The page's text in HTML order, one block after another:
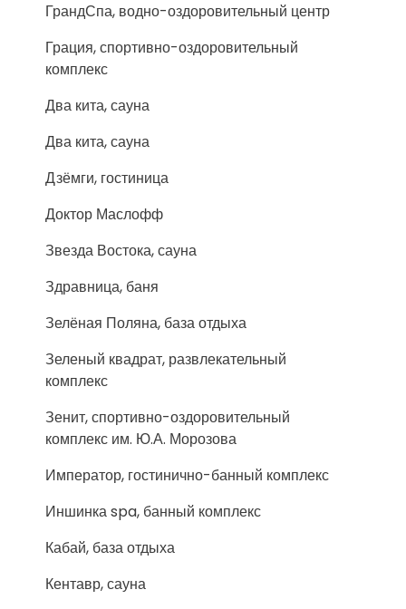
ГрандСпа, водно-оздоровительный центр
Грация, спортивно-оздоровительный
комплекс
Два кита, сауна
Два кита, сауна
Дзёмги, гостиница
Доктор Маслофф
Звезда Востока, сауна
Здравница, баня
Зелёная Поляна, база отдыха
Зеленый квадрат, развлекательный
комплекс
Зенит, спортивно-оздоровительный
комплекс им. Ю.А. Морозова
Император, гостинично-банный комплекс
Иншинка spa, банный комплекс
Кабай, база отдыха
Кентавр, сауна